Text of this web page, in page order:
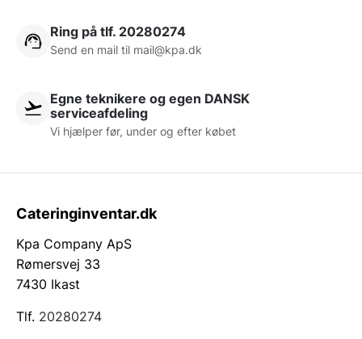
Ring på tlf. 20280274
Send en mail til mail@kpa.dk
Egne teknikere og egen DANSK
serviceafdeling
Vi hjælper før, under og efter købet
Cateringinventar.dk
Kpa Company ApS
Rømersvej 33
7430 Ikast
Tlf. 20280274